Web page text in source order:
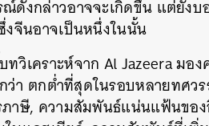
ดังกล่าวอาจจะเกิดขึ้น แต่ยัง
งจีนอาจเป็นหนึ่งในนั้น
ทวิเคราะห์จาก Al Jazeera ม
า ตกต่ำที่สุดในรอบหลายทศว
าษี, ความสัมพันธ์แน่นแฟ้นของ